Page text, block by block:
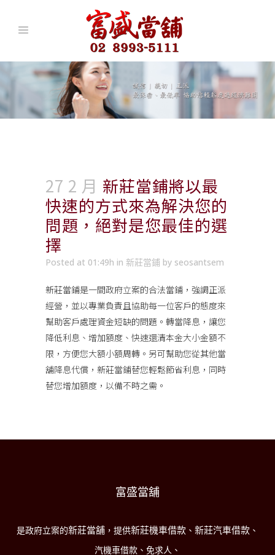
27 2 月 新莊當鋪將以最
快速的方式來為解決您的
問題，絕對是您最佳的選
擇
Posted at 01:49h in 新莊當鋪 by seosantsem
新莊當鋪是一間政府立案的合法當鋪，強調正派
經營，並以專業負責且協助每一位客戶的態度來
幫助客戶處理資金短缺的問題。轉當降息，讓您
降低利息、增加額度、快速還清本金大小金額不
限，方便您大額小額周轉。另可幫助您從其他當
舖降息代償，新莊當鋪替您輕鬆節省利息，同時
替您增加額度，以備不時之需。
富盛當舖
是政府立案的新莊當舖 ，提供新莊機車借款 、 新莊汽車借款 、
汽機車借款、免求人、